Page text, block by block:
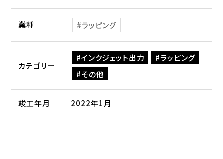
業種 ラッピング
カテゴリー
インクジェット出力
ラッピング
その他
竣工年月 2022年1月